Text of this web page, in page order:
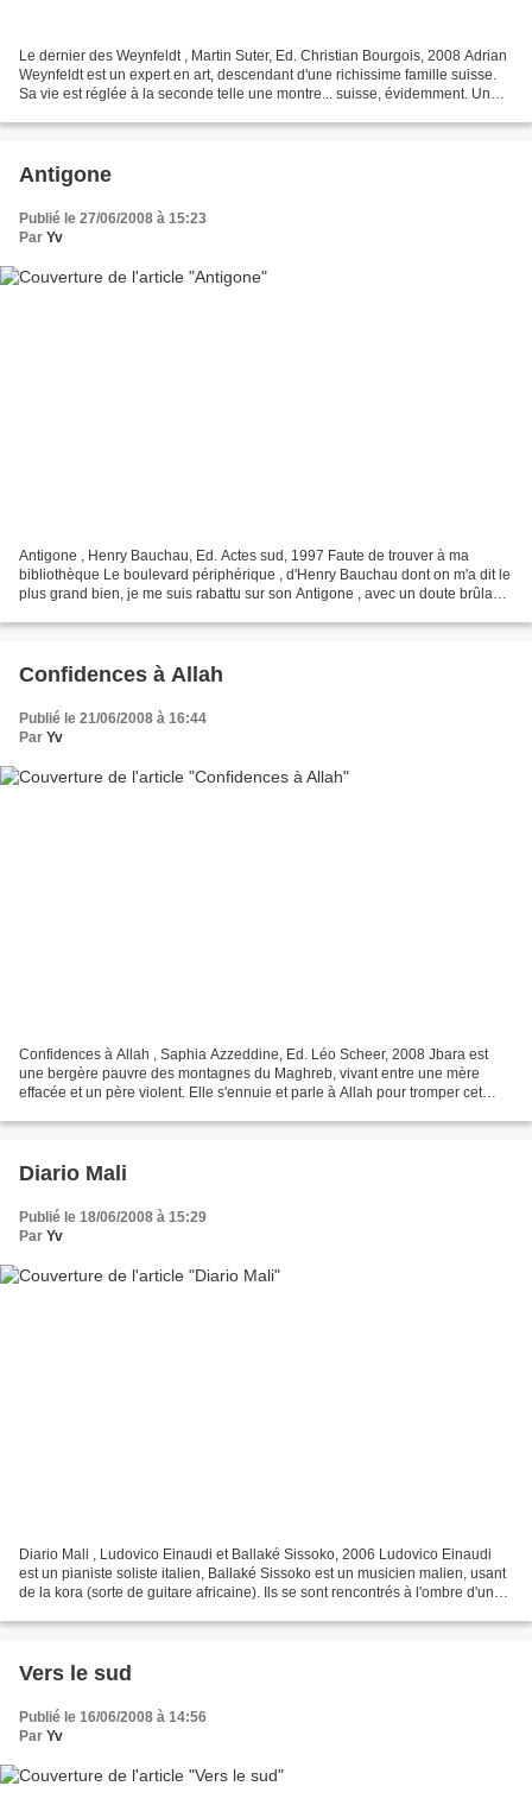
Le dernier des Weynfeldt , Martin Suter, Ed. Christian Bourgois, 2008 Adrian
Weynfeldt est un expert en art, descendant d'une richissime famille suisse.
Sa vie est réglée à la seconde telle une montre... suisse, évidemment. Un
Antigone
Publié le 27/06/2008 à 15:23
Par Yv
Antigone , Henry Bauchau, Ed. Actes sud, 1997 Faute de trouver à ma
bibliothèque Le boulevard périphérique , d'Henry Bauchau dont on m'a dit le
plus grand bien, je me suis rabattu sur son Antigone , avec un doute brûlant :
Confidences à Allah
Publié le 21/06/2008 à 16:44
Par Yv
Confidences à Allah , Saphia Azzeddine, Ed. Léo Scheer, 2008 Jbara est
une bergère pauvre des montagnes du Maghreb, vivant entre une mère
effacée et un père violent. Elle s'ennuie et parle à Allah pour tromper cet
Diario Mali
Publié le 18/06/2008 à 15:29
Par Yv
Diario Mali , Ludovico Einaudi et Ballaké Sissoko, 2006 Ludovico Einaudi
est un pianiste soliste italien, Ballaké Sissoko est un musicien malien, usant
de la kora (sorte de guitare africaine). Ils se sont rencontrés à l'ombre d'un
Vers le sud
Publié le 16/06/2008 à 14:56
Par Yv